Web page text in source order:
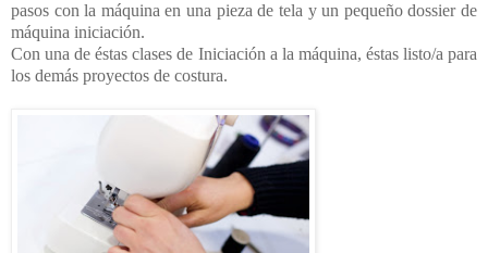
pasos con la máquina en una pieza de tela y un pequeño dossier de
máquina iniciación.
Con una de éstas clases de Iniciación a la máquina, éstas listo/a para
los demás proyectos de costura.